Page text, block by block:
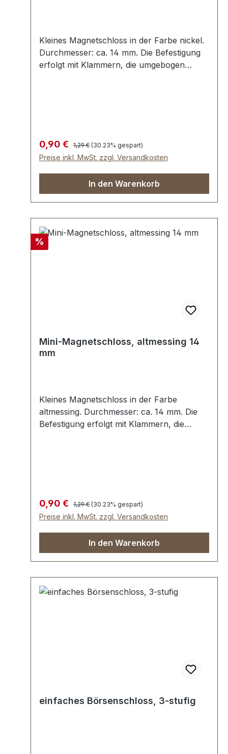
Kleines Magnetschloss in der Farbe nickel.
Durchmesser: ca. 14 mm. Die Befestigung
erfolgt mit Klammern, die umgebogen
Verkaufspreis:
0,90 € Regulärer Preis:
1,29 € (30.23% gespart)
Preise inkl. MwSt. zzgl. Versandkosten
In den Warenkorb
Rabatt
%
Mini-Magnetschloss, altmessing 14
mm
Kleines Magnetschloss in der Farbe
altmessing. Durchmesser: ca. 14 mm. Die
Befestigung erfolgt mit Klammern, die
Verkaufspreis:
0,90 € Regulärer Preis:
1,29 € (30.23% gespart)
Preise inkl. MwSt. zzgl. Versandkosten
In den Warenkorb
einfaches Börsenschloss, 3-stufig